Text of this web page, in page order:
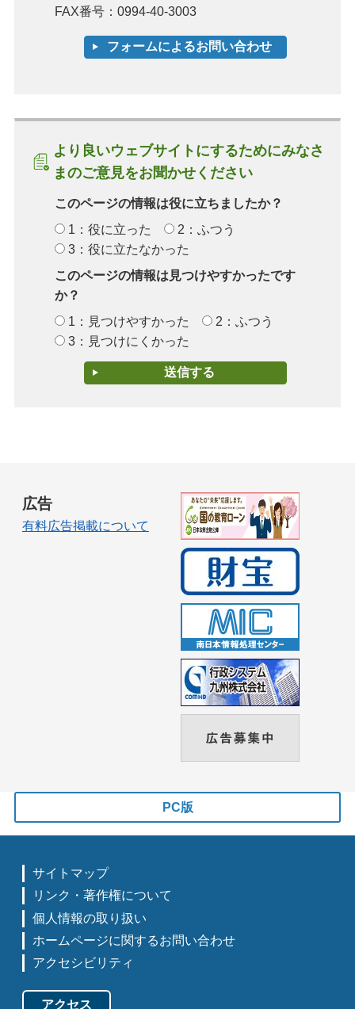
FAX番号：0994-40-3003
より良いウェブサイトにするためにみなさ
まのご意見をお聞かせください
このページの情報は役に立ちましたか？
1：役に立った
2：ふつう
3：役に立たなかった
このページの情報は見つけやすかったです
か？
1：見つけやすかった
2：ふつう
3：見つけにくかった
広告
有料広告掲載について
PC版
サイトマップ
リンク・著作権について
個人情報の取り扱い
ホームページに関するお問い合わせ
アクセシビリティ
アクセス